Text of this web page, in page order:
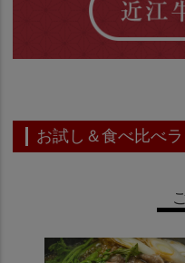
お試し＆食べ比べ